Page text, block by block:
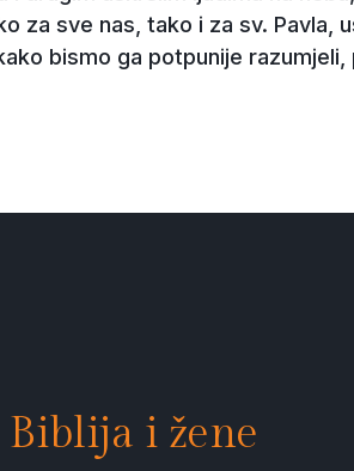
za sve nas, tako i za sv. Pavla,
bismo ga potpunije razumjeli,
Biblija i žene